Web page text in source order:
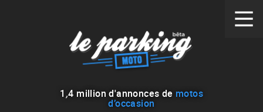
1 ,4 million d'annonces de motos
d’occasion